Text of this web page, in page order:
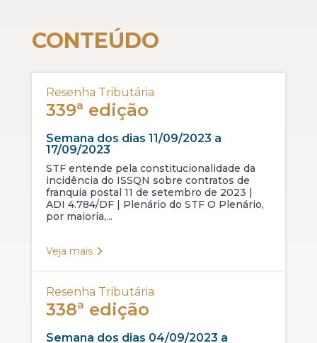
CONTEÚDO
Resenha Tributária
339ª edição
Semana dos dias 11/09/2023 a
17/09/2023
STF entende pela constitucionalidade da
incidência do ISSQN sobre contratos de
franquia postal 11 de setembro de 2023 |
ADI 4.784/DF | Plenário do STF O Plenário,
por maioria,...
Veja mais
Resenha Tributária
338ª edição
Semana dos dias 04/09/2023 a